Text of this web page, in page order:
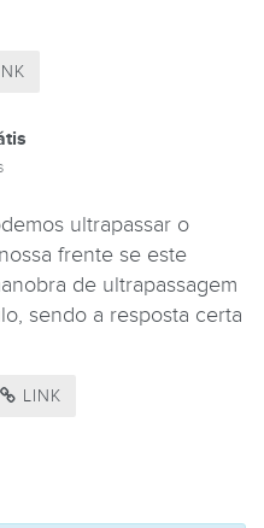
ultrapassar o
frente se este
de ultrapassagem
sendo a resposta certa
LINK